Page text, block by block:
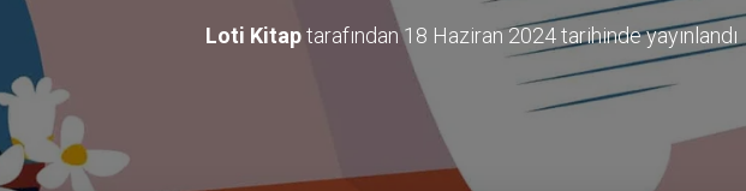
Loti Kitaptarafından18 Haziran 2024tarihinde yayınlandı